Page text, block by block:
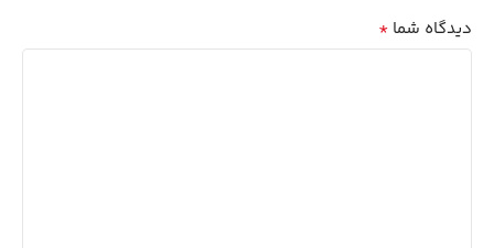
دیدگاه شما *